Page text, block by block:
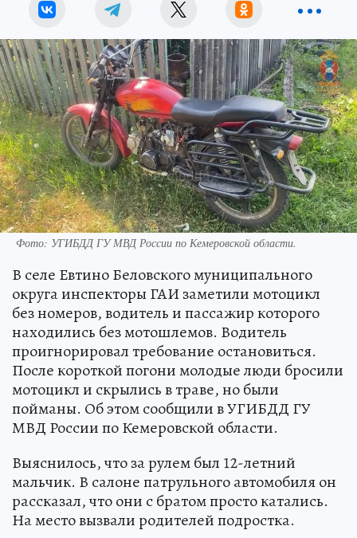
Фото: УГИБДД ГУ МВД России по Кемеровской области.
В селе Евтино Беловского муниципального
округа инспекторы ГАИ заметили мотоцикл
без номеров, водитель и пассажир которого
находились без мотошлемов. Водитель
проигнорировал требование остановиться.
После короткой погони молодые люди бросили
мотоцикл и скрылись в траве, но были
пойманы. Об этом сообщили в УГИБДД ГУ
МВД России по Кемеровской области.
Выяснилось, что за рулем был 12-летний
мальчик. В салоне патрульного автомобиля он
рассказал, что они с братом просто катались.
На место вызвали родителей подростка.